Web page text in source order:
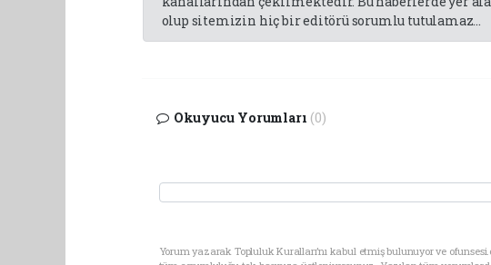
olup sitemizin hiç bir editörü sorumlu tutulamaz...
Okuyucu Yorumları (0)
Yorum yazarak Topluluk Kuralları’nı kabul etmiş bulunuyor ve